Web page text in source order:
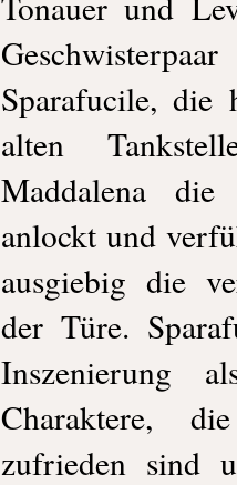
Sparafucile, die
alten
Maddalena
anlockt und
ausgiebig die
der Türe.
Inszenierung
Charaktere,
zufrieden sind